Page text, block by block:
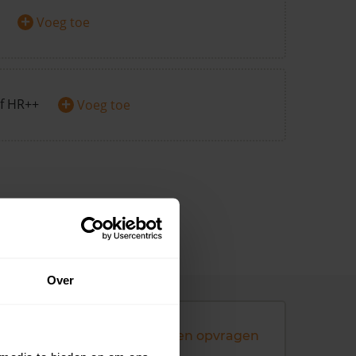
Over
+ Voeg toe
HR++ + Voeg toe
Andere koopsommen opvragen